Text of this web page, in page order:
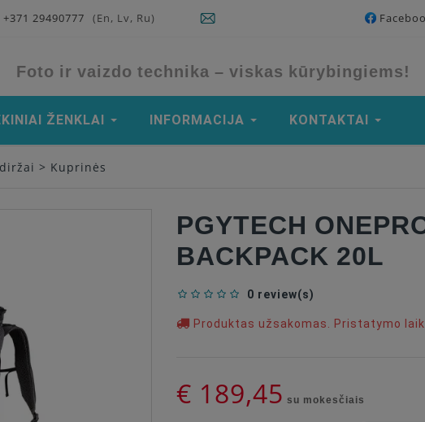
+371 29490777 (En, Lv, Ru)
Foto ir vaizdo technika – viskas kūrybingiems!
ŽENKLAI INFORMACIJA KONTAKTAI
> Kuprinės
PGYTECH
BACKPACK 20L
0 review(s)
Produktas užsakomas. Pristatymo
€ 189,45 su mokesčiais